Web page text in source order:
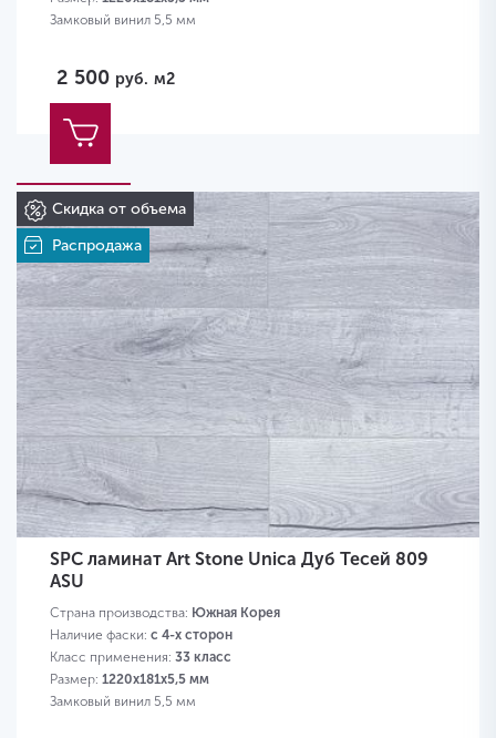
Замковый винил 5,5 мм
2 500 руб. м2
Скидка от объема
Распродажа
SPC ламинат Art Stone Unica Дуб Тесей 809
ASU
Страна производства: Южная Корея
Наличие фаски: с 4-х сторон
Класс применения: 33 класс
Размер: 1220х181х5,5 мм
Замковый винил 5,5 мм